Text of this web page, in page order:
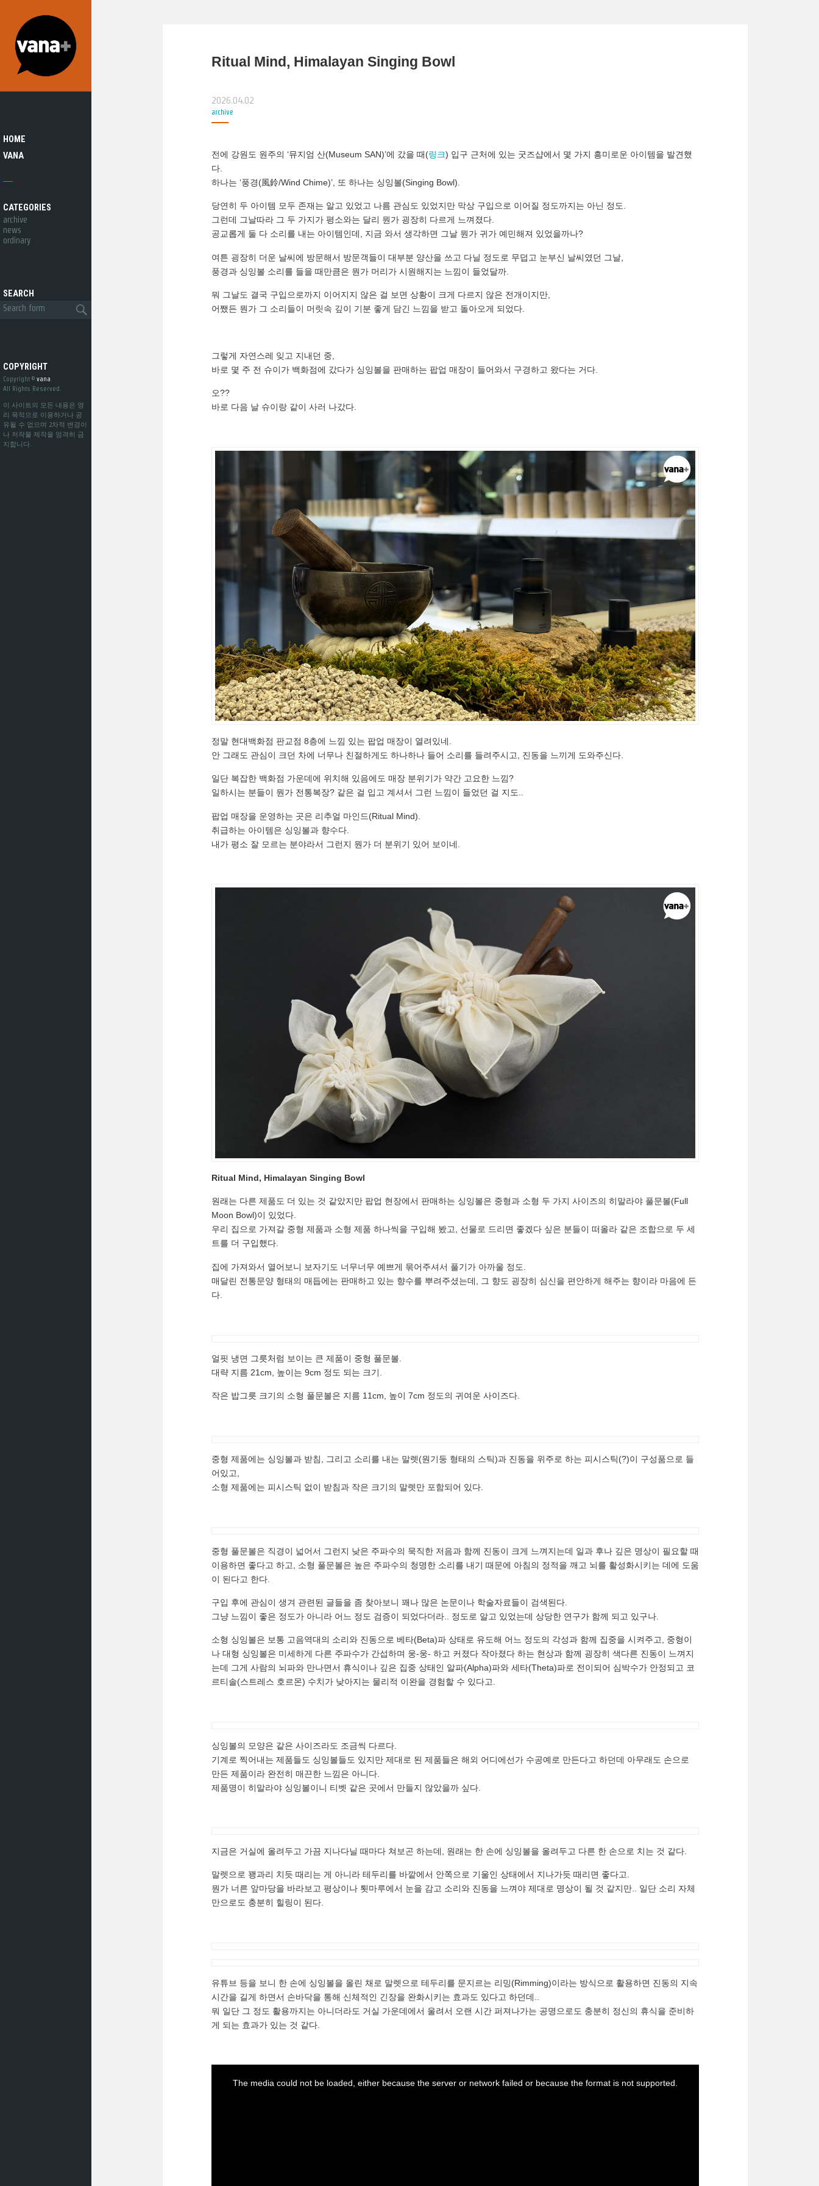
HOME
VANA
CATEGORIES
archive
news
ordinary
SEARCH
COPYRIGHT
Copyright © vana
All Rights Reserved.
이 사이트의 모든 내용은 영
리 목적으로 이용하거나 공
유될 수 없으며 2차적 변경이
나 저작물 제작을 엄격히 금
지합니다.
Ritual Mind, Himalayan Singing Bowl
2026.04.02
archive
전에 강원도 원주의 ‘뮤지엄 산(Museum SAN)’에 갔을 때(링크) 입구 근처에 있는 굿즈샵에서 몇 가지 흥미로운 아이템을 발견했
다.
하나는 ‘풍경(風鈴/Wind Chime)’, 또 하나는 싱잉볼(Singing Bowl).
당연히 두 아이템 모두 존재는 알고 있었고 나름 관심도 있었지만 막상 구입으로 이어질 정도까지는 아닌 정도.
그런데 그날따라 그 두 가지가 평소와는 달리 뭔가 굉장히 다르게 느껴졌다.
공교롭게 둘 다 소리를 내는 아이템인데, 지금 와서 생각하면 그날 뭔가 귀가 예민해져 있었을까나?
여튼 굉장히 더운 날씨에 방문해서 방문객들이 대부분 양산을 쓰고 다닐 정도로 무덥고 눈부신 날씨였던 그날,
풍경과 싱잉볼 소리를 들을 때만큼은 뭔가 머리가 시원해지는 느낌이 들었달까.
뭐 그날도 결국 구입으로까지 이어지지 않은 걸 보면 상황이 크게 다르지 않은 전개이지만,
어쨌든 뭔가 그 소리들이 머릿속 깊이 기분 좋게 담긴 느낌을 받고 돌아오게 되었다.
그렇게 자연스레 잊고 지내던 중,
바로 몇 주 전 슈이가 백화점에 갔다가 싱잉볼을 판매하는 팝업 매장이 들어와서 구경하고 왔다는 거다.
오??
바로 다음 날 슈이랑 같이 사러 나갔다.
정말 현대백화점 판교점 8층에 느낌 있는 팝업 매장이 열려있네.
안 그래도 관심이 크던 차에 너무나 친절하게도 하나하나 들어 소리를 들려주시고, 진동을 느끼게 도와주신다.
일단 복잡한 백화점 가운데에 위치해 있음에도 매장 분위기가 약간 고요한 느낌?
일하시는 분들이 뭔가 전통복장? 같은 걸 입고 계셔서 그런 느낌이 들었던 걸 지도..
팝업 매장을 운영하는 곳은 리추얼 마인드(Ritual Mind).
취급하는 아이템은 싱잉볼과 향수다.
내가 평소 잘 모르는 분야라서 그런지 뭔가 더 분위기 있어 보이네.
Ritual Mind, Himalayan Singing Bowl
원래는 다른 제품도 더 있는 것 같았지만 팝업 현장에서 판매하는 싱잉볼은 중형과 소형 두 가지 사이즈의 히말라야 풀문볼(Full
Moon Bowl)이 있었다.
우리 집으로 가져갈 중형 제품과 소형 제품 하나씩을 구입해 봤고, 선물로 드리면 좋겠다 싶은 분들이 떠올라 같은 조합으로 두 세
트를 더 구입했다.
집에 가져와서 열어보니 보자기도 너무너무 예쁘게 묶어주셔서 풀기가 아까울 정도.
매달린 전통문양 형태의 매듭에는 판매하고 있는 향수를 뿌려주셨는데, 그 향도 굉장히 심신을 편안하게 해주는 향이라 마음에 든
다.
얼핏 냉면 그릇처럼 보이는 큰 제품이 중형 풀문볼.
대략 지름 21cm, 높이는 9cm 정도 되는 크기.
작은 밥그릇 크기의 소형 풀문볼은 지름 11cm, 높이 7cm 정도의 귀여운 사이즈다.
중형 제품에는 싱잉볼과 받침, 그리고 소리를 내는 말렛(원기둥 형태의 스틱)과 진동을 위주로 하는 피시스틱(?)이 구성품으로 들
어있고,
소형 제품에는 피시스틱 없이 받침과 작은 크기의 말렛만 포함되어 있다.
중형 풀문볼은 직경이 넓어서 그런지 낮은 주파수의 묵직한 저음과 함께 진동이 크게 느껴지는데 일과 후나 깊은 명상이 필요할 때
이용하면 좋다고 하고, 소형 풀문볼은 높은 주파수의 청명한 소리를 내기 때문에 아침의 정적을 깨고 뇌를 활성화시키는 데에 도움
이 된다고 한다.
구입 후에 관심이 생겨 관련된 글들을 좀 찾아보니 꽤나 많은 논문이나 학술자료들이 검색된다.
그냥 느낌이 좋은 정도가 아니라 어느 정도 검증이 되었다더라.. 정도로 알고 있었는데 상당한 연구가 함께 되고 있구나.
소형 싱잉볼은 보통 고음역대의 소리와 진동으로 베타(Beta)파 상태로 유도해 어느 정도의 각성과 함께 집중을 시켜주고, 중형이
나 대형 싱잉볼은 미세하게 다른 주파수가 간섭하며 웅-웅- 하고 커졌다 작아졌다 하는 현상과 함께 굉장히 색다른 진동이 느껴지
는데 그게 사람의 뇌파와 만나면서 휴식이나 깊은 집중 상태인 알파(Alpha)파와 세타(Theta)파로 전이되어 심박수가 안정되고 코
르티솔(스트레스 호르몬) 수치가 낮아지는 물리적 이완을 경험할 수 있다고.
싱잉볼의 모양은 같은 사이즈라도 조금씩 다르다.
기계로 찍어내는 제품들도 싱잉볼들도 있지만 제대로 된 제품들은 해외 어디에선가 수공예로 만든다고 하던데 아무래도 손으로
만든 제품이라 완전히 매끈한 느낌은 아니다.
제품명이 히말라야 싱잉볼이니 티벳 같은 곳에서 만들지 않았을까 싶다.
지금은 거실에 올려두고 가끔 지나다닐 때마다 쳐보곤 하는데, 원래는 한 손에 싱잉볼을 올려두고 다른 한 손으로 치는 것 같다.
말렛으로 꽹과리 치듯 때리는 게 아니라 테두리를 바깥에서 안쪽으로 기울인 상태에서 지나가듯 때리면 좋다고.
뭔가 너른 앞마당을 바라보고 평상이나 툇마루에서 눈을 감고 소리와 진동을 느껴야 제대로 명상이 될 것 같지만.. 일단 소리 자체
만으로도 충분히 힐링이 된다.
유튜브 등을 보니 한 손에 싱잉볼을 올린 채로 말렛으로 테두리를 문지르는 리밍(Rimming)이라는 방식으로 활용하면 진동의 지속
시간을 길게 하면서 손바닥을 통해 신체적인 긴장을 완화시키는 효과도 있다고 하던데..
뭐 일단 그 정도 활용까지는 아니더라도 거실 가운데에서 울려서 오랜 시간 퍼져나가는 공명으로도 충분히 정신의 휴식을 준비하
게 되는 효과가 있는 것 같다.
The media could not be loaded, either because the server or network failed or because the format is not supported.